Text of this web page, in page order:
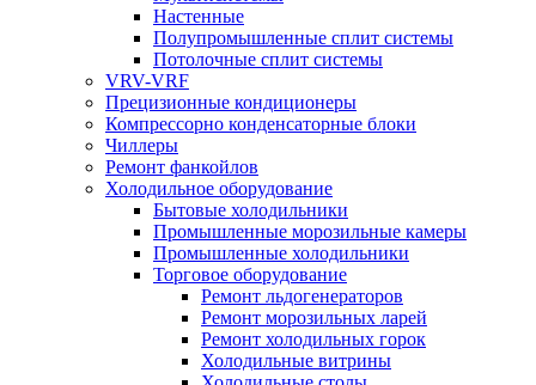
Настенные
Полупромышленные сплит системы
Потолочные сплит системы
VRV-VRF
Прецизионные кондиционеры
Компрессорно конденсаторные блоки
Чиллеры
Ремонт фанкойлов
Холодильное оборудование
Бытовые холодильники
Промышленные морозильные камеры
Промышленные холодильники
Торговое оборудование
Ремонт льдогенераторов
Ремонт морозильных ларей
Ремонт холодильных горок
Холодильные витрины